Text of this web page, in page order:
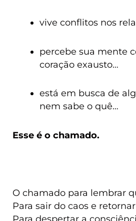
vive conflitos nos
percebe sua mente
coração exausto…
está em busca de
nem sabe o quê…
Esse é o chamado.
O chamado para lembrar
Para sair do caos e
Para despertar a